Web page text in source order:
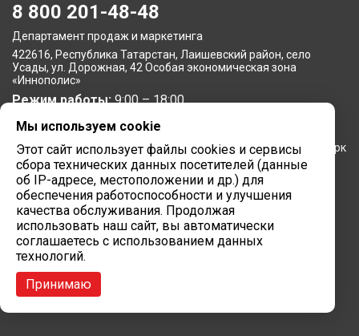
8 800 201-48-48
Департамент продаж и маркетинга
422616, Республика Татарстан, Лаишевский район, село
Усады, ул. Дорожная, 42 Особая экономическая зона
«Иннополис»
Режим работы:9:00 – 18:00
Московское представительство
105064, г. Москва, Нижний Сусальный переулок, 5, бизнес-парк
«Арма»
Режим работы:9:00 – 18:00
Завод вычислительной техники
422624, Республика Татарстан, мр-н Лаишевский, с/п
Столбищенское, ул.Советская, зд.278
Режим работы:
Сайт разработан в
Мы используем cookie
Этот сайт использует файлы cookies и сервисы
сбора технических данных посетителей (данные
об IP-адресе, местоположении и др.) для
обеспечения работоспособности и улучшения
качества обслуживания. Продолжая
использовать наш сайт, вы автоматически
соглашаетесь с использованием данных
технологий.
Принимаю